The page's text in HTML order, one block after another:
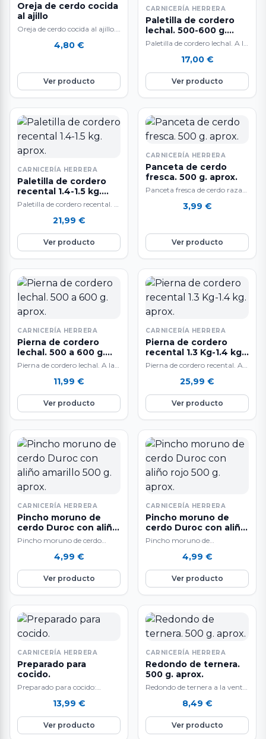
Oreja de cerdo cocida
al ajillo
Oreja de cerdo cocida al ajillo.
envasados al vacío. Deliciosa…
4,80 €
Ver producto
CARNICERÍA HERRERA
Paletilla de cordero
lechal. 500-600 g.
aprox.
Paletilla de cordero lechal. A la
600 g. aproximadamente.…
17,00 €
Ver producto
CARNICERÍA HERRERA
Paletilla de cordero
recental 1.4-1.5 kg.
aprox.
Paletilla de cordero recental. A
del producto es aproximado…
21,99 €
Ver producto
CARNICERÍA HERRERA
Panceta de cerdo
fresca. 500 g. aprox.
Panceta fresca de cerdo raza
aproximadamente. Deliciosa a
3,99 €
Ver producto
CARNICERÍA HERRERA
Pierna de cordero
lechal. 500 a 600 g.
aprox.
Pierna de cordero lechal. A la
600 g. aproximadamente.…
11,99 €
Ver producto
CARNICERÍA HERRERA
Pierna de cordero
recental 1.3 Kg-1.4 kg.
aprox.
Pierna de cordero recental. A
del producto es aproximado…
25,99 €
Ver producto
CARNICERÍA HERRERA
Pincho moruno de
cerdo Duroc con aliño
amarillo 500 g. aprox.
Pincho moruno de cerdo
venta por unidades 5 Ud.…
4,99 €
Ver producto
CARNICERÍA HERRERA
Pincho moruno de
cerdo Duroc con aliño
rojo 500 g. aprox.
Pincho moruno de
la venta por unidades. 5 Ud.
aprox…
4,99 €
Ver producto
CARNICERÍA HERRERA
Preparado para
cocido.
Preparado para cocido:
espinazo salado, tocino, hueso
fresco y chorizo. 1…
13,99 €
Ver producto
CARNICERÍA HERRERA
Redondo de ternera.
500 g. aprox.
Redondo de ternera a la venta
aproximadamente. Se vende a
gusto del…
8,49 €
Ver producto